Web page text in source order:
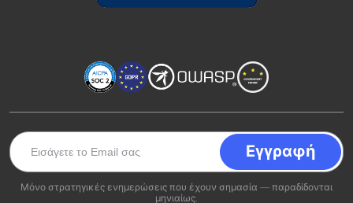
Μόνο στρατηγικές ενημερώσεις που έχουν σημασία — παραδίδονται
μηνιαίως.